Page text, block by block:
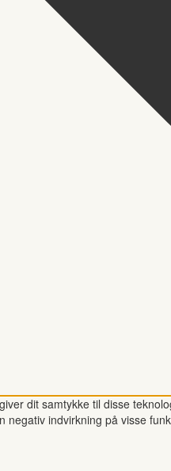
dit samtykke til disse
indvirkning på visse